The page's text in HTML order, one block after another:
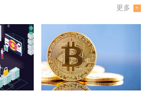
更多